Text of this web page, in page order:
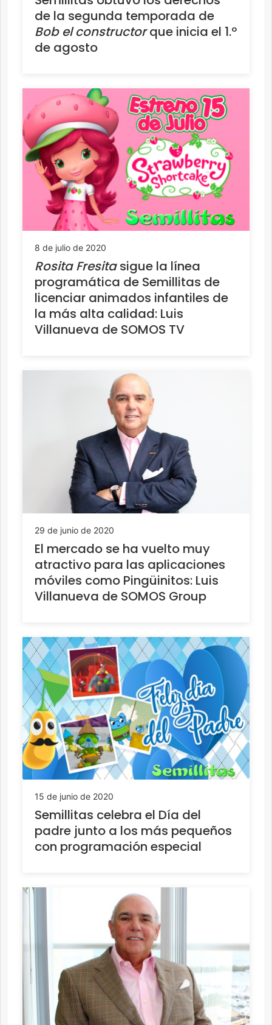
de la segunda temporada de
Bob el constructorque inicia el 1.º
de agosto
8 de julio de 2020
Rosita Fresitasigue la línea
programática de Semillitas de
licenciar animados infantiles de
la más alta calidad: Luis
Villanueva de SOMOS TV
29 de junio de 2020
El mercado se ha vuelto muy
atractivo para las aplicaciones
móviles como Pingüinitos: Luis
Villanueva de SOMOS Group
15 de junio de 2020
Semillitas celebra el Día del
padre junto a los más pequeños
con programación especial